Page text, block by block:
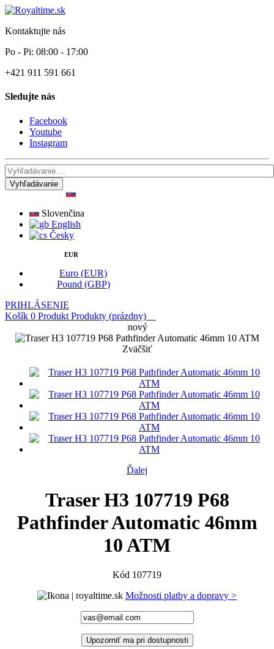
Kontaktujte nás
Po - Pi: 08:00 - 17:00
+421 911 591 661
Sledujte nás
Facebook
Youtube
Instagram
Vyhľadávanie
Slovenčina
English
Česky
EUR
Euro (EUR)
Pound (GBP)
PRIHLÁSENIE
Košík 0 Produkt Produkty (prázdny)
nový
Zväčšiť
Ďalej
Traser H3 107719 P68
Pathfinder Automatic 46mm
10 ATM
Kód 107719
Možnosti platby a dopravy >
Upozorniť ma pri dostupnosti